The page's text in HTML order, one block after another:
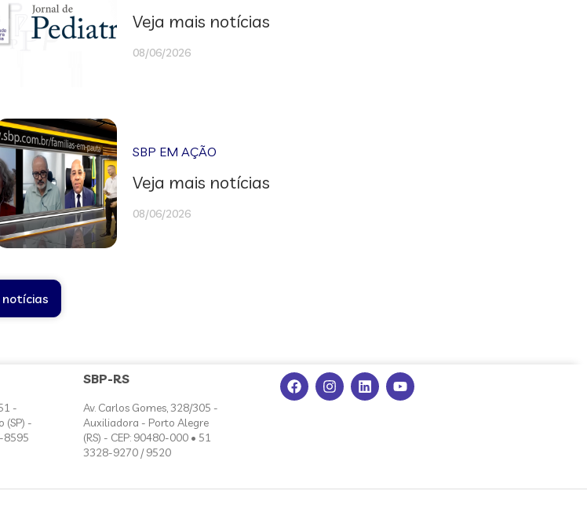
Veja mais notícias
08/06/2026
SBP EM AÇÃO
Veja mais notícias
08/06/2026
-
(SP) -
8595
SBP-RS
Av. Carlos Gomes, 328/305 -
Auxiliadora - Porto Alegre
(RS) - CEP: 90480-000 • 51
3328-9270 / 9520